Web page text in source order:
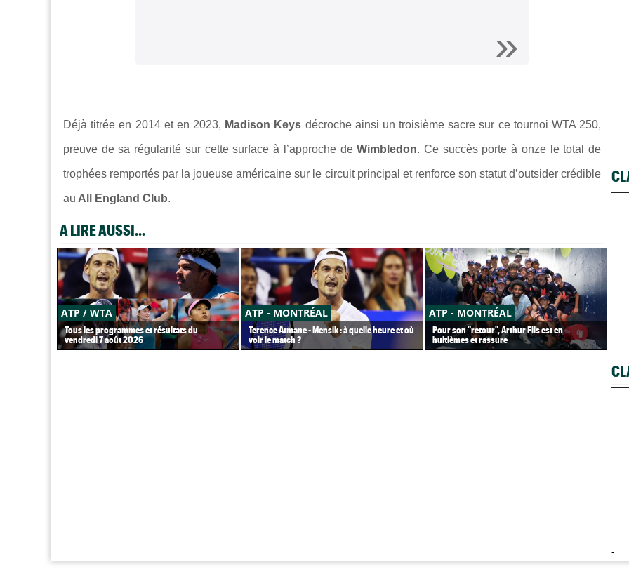
Déjà titrée en 2014 et en 2023, Madison Keys décroche ainsi un troisième sacre sur ce tournoi WTA 250,
preuve de sa régularité sur cette surface à l’approche deWimbledon. Ce succès porte à onze le total de
trophées remportés par la joueuse américaine sur le circuit principal et renforce son statut d’outsider crédible
au All England Club.
A LIRE AUSSI...
ATP / WTA
Tous les programmes et résultats du
vendredi 7 août 2026
ATP - MONTRÉAL
Terence Atmane - Mensik : à quelle heure et où
voir le match ?
ATP - MONTRÉAL
Pour son "retour", Arthur Fils est en
huitièmes et rassure
-